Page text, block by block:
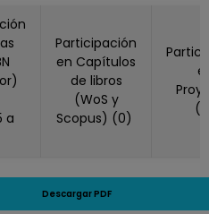
Participación
en Capítulos
de libros
(WoS y
Scopus) (0)
Descargar PDF